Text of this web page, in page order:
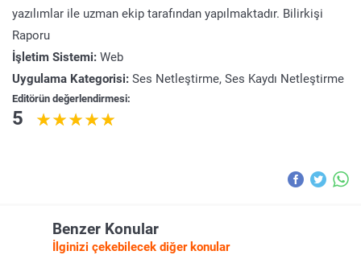
yazılımlar ile uzman ekip tarafından yapılmaktadır. Bilirkişi
Raporu
İşletim Sistemi: Web
Uygulama Kategorisi: Ses Netleştirme, Ses Kaydı Netleştirme
Editörün değerlendirmesi:
5
Benzer Konular
İlginizi çekebilecek diğer konular